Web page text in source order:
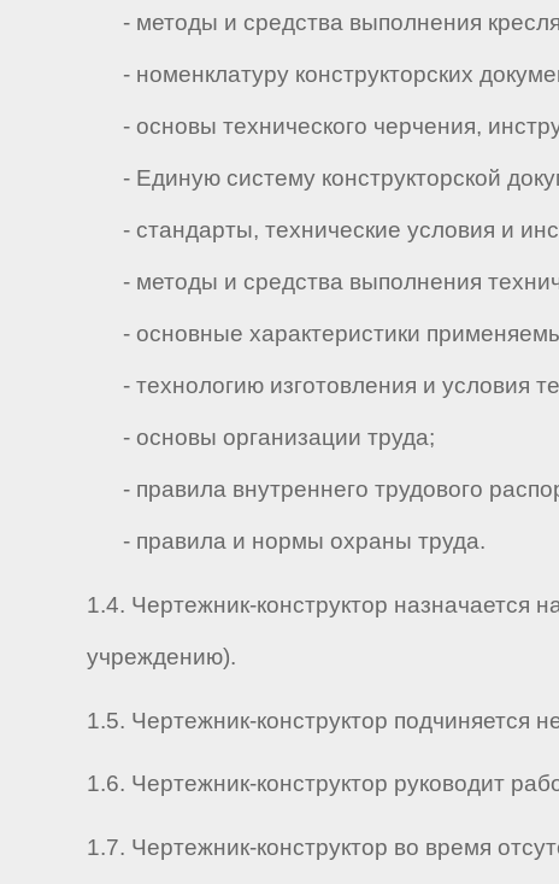
- методы и средства выполнения
- номенклатуру конструкторских
- основы технического черчения,
- Единую систему конструкторской
- стандарты, технические условия и
- методы и средства выполнения
- основные характеристики
- технологию изготовления и условия
- основы организации труда;
- правила внутреннего трудового
- правила и нормы охраны труда.
1.4. Чертежник-конструктор назначается
учреждению).
1.5. Чертежник-конструктор подчиняется
1.6. Чертежник-конструктор руководит
1.7. Чертежник-конструктор во время